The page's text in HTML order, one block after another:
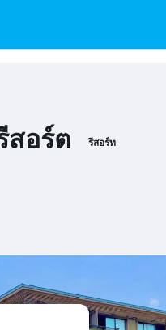
สอร์ต รีสอร์ท